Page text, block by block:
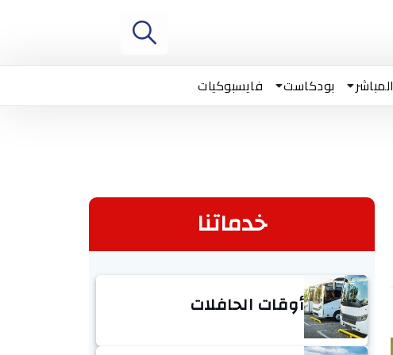
المباشر بودكاست فايسبوكيات
خدماتنا
أوقات الحافلات